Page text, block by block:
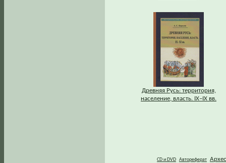
Древняя Русь: территория,
население, власть. IХ–IХ вв.
CD и DVD Автореферат